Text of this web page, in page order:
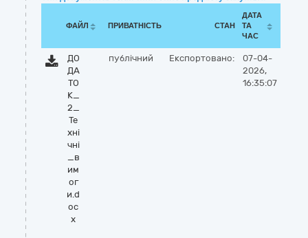
ФАЙЛ ПРИВАТНІСТЬ СТАН
ДАТА
ТА
ЧАС
ДО
ДА
ТО
К_
2_
Те
хні
чні
_в
им
ог
и.d
oc
x
публічний Експортовано:
07-04-
2026,
16:35:07